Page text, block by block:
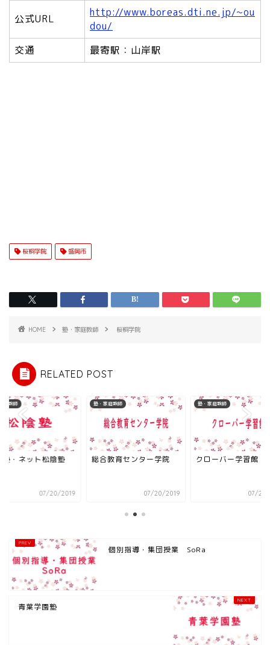
公式URL
http://www.boreas.dti.ne.jp/~ou
dou/
交通
最寄駅：山岸駅
桜桐学院 盛岡市
HOME 塾・家庭教師 桜桐学院
RELATED POST
庭教師
塾・ネット松陰塾
07/20/2019
塾・家庭教師
総合教育センター学院
07/20/2019
塾・家庭教師
クローバー学習館
07/20/
個別指導・集団授業 SoRa
青葉学園塾